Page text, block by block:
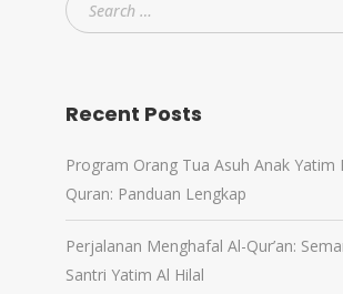
Recent Posts
Program Orang Tua Asuh Anak Yatim
Quran: Panduan Lengkap
Perjalanan Menghafal Al-Qur’an:
Santri Yatim Al Hilal